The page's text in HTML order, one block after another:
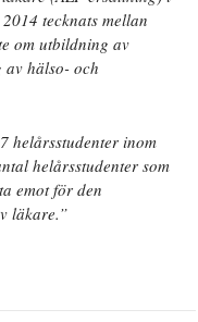
tecknats mellan
om utbildning av
hälso- och
helårsstudenter inom
helårsstudenter som
emot för den
läkare.”